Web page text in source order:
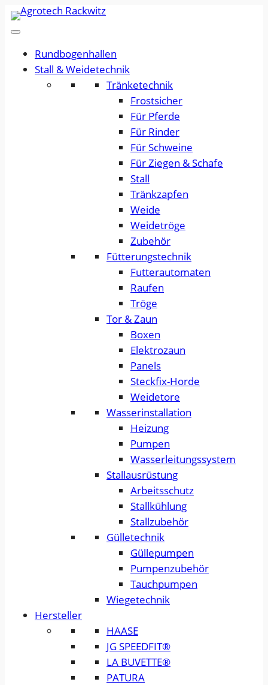
Rundbogenhallen
Stall & Weidetechnik
Tränketechnik
Frostsicher
Für Pferde
Für Rinder
Für Schweine
Für Ziegen & Schafe
Stall
Tränkzapfen
Weide
Weidetröge
Zubehör
Fütterungstechnik
Futterautomaten
Raufen
Tröge
Tor & Zaun
Boxen
Elektrozaun
Panels
Steckfix-Horde
Weidetore
Wasserinstallation
Heizung
Pumpen
Wasserleitungssystem
Stallausrüstung
Arbeitsschutz
Stallkühlung
Stallzubehör
Gülletechnik
Güllepumpen
Pumpenzubehör
Tauchpumpen
Wiegetechnik
Hersteller
HAASE
JG SPEEDFIT®
LA BUVETTE®
PATURA